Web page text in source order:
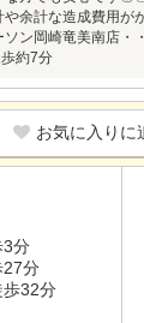
余計な造成費用
ソン岡崎竜美南
約7分
お気に入りに
3分
27分
歩32分